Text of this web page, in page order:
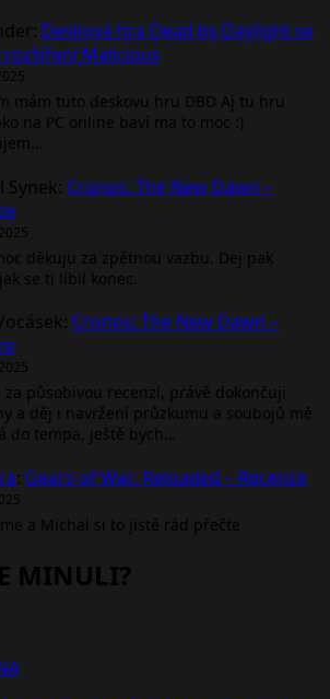
: Desková hra Dead by Daylight se
rozšíření Malicious
mám tuto deskovu hru DBD Aj tu hru
na PC online baví ma to moc :)
Synek: Cronos: The New Dawn –
děkuju za zpětnou vazbu. Dej pak
se ti líbil konec.
: Cronos: The New Dawn –
za působivou recenzí, právě dokončuji
a děj i navržení průzkumu a soubojů mě
do tempa, ještě bych…
: Gears of War: Reloaded – Recenze
a Michal si to jistě rád přečte
MINULI?